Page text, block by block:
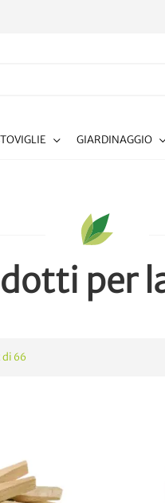
GIARDINAGGIO
per
di 66